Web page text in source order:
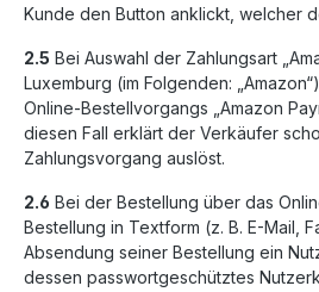
Kunde den Button anklickt, welcher
2.5 Bei Auswahl der Zahlungsart
Luxemburg (im Folgenden:
Online-Bestellvorgangs „Amazon
diesen Fall erklärt der Verkäufer
Zahlungsvorgang auslöst.
2.6 Bei der Bestellung über das
Bestellung in Textform (z. B. E-Mail,
Absendung seiner Bestellung ein
dessen passwortgeschütztes